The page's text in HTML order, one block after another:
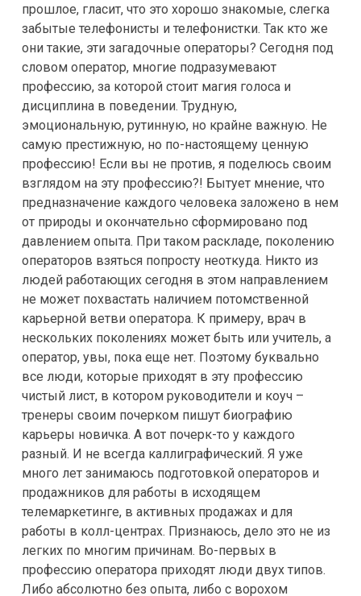
прошлое, гласит, что это хорошо знакомые, слегка
забытые телефонисты и телефонистки. Так кто же
они такие, эти загадочные операторы? Сегодня под
словом оператор, многие подразумевают
профессию, за которой стоит магия голоса и
дисциплина в поведении. Трудную,
эмоциональную, рутинную, но крайне важную. Не
самую престижную, но по-настоящему ценную
профессию! Если вы не против, я поделюсь своим
взглядом на эту профессию?! Бытует мнение, что
предназначение каждого человека заложено в нем
от природы и окончательно сформировано под
давлением опыта. При таком раскладе, поколению
операторов взяться попросту неоткуда. Никто из
людей работающих сегодня в этом направлением
не может похвастать наличием потомственной
карьерной ветви оператора. К примеру, врач в
нескольких поколениях может быть или учитель, а
оператор, увы, пока еще нет. Поэтому буквально
все люди, которые приходят в эту профессию
чистый лист, в котором руководители и коуч –
тренеры своим почерком пишут биографию
карьеры новичка. А вот почерк-то у каждого
разный. И не всегда каллиграфический. Я уже
много лет занимаюсь подготовкой операторов и
продажников для работы в исходящем
телемаркетинге, в активных продажах и для
работы в колл-центрах. Признаюсь, дело это не из
легких по многим причинам. Во-первых в
профессию оператора приходят люди двух типов.
Либо абсолютно без опыта, либо с ворохом